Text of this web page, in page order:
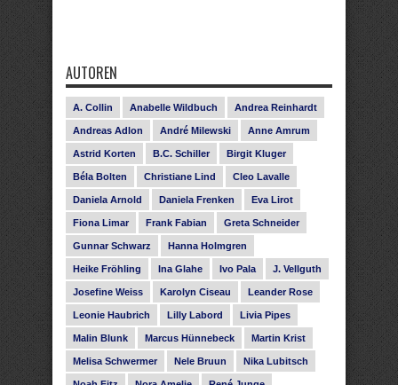
AUTOREN
A. Collin Anabelle Wildbuch Andrea Reinhardt
Andreas Adlon André Milewski Anne Amrum
Astrid Korten B.C. Schiller Birgit Kluger
Béla Bolten Christiane Lind Cleo Lavalle
Daniela Arnold Daniela Frenken Eva Lirot
Fiona Limar Frank Fabian Greta Schneider
Gunnar Schwarz Hanna Holmgren
Heike Fröhling Ina Glahe Ivo Pala J. Vellguth
Josefine Weiss Karolyn Ciseau Leander Rose
Leonie Haubrich Lilly Labord Livia Pipes
Malin Blunk Marcus Hünnebeck Martin Krist
Melisa Schwermer Nele Bruun Nika Lubitsch